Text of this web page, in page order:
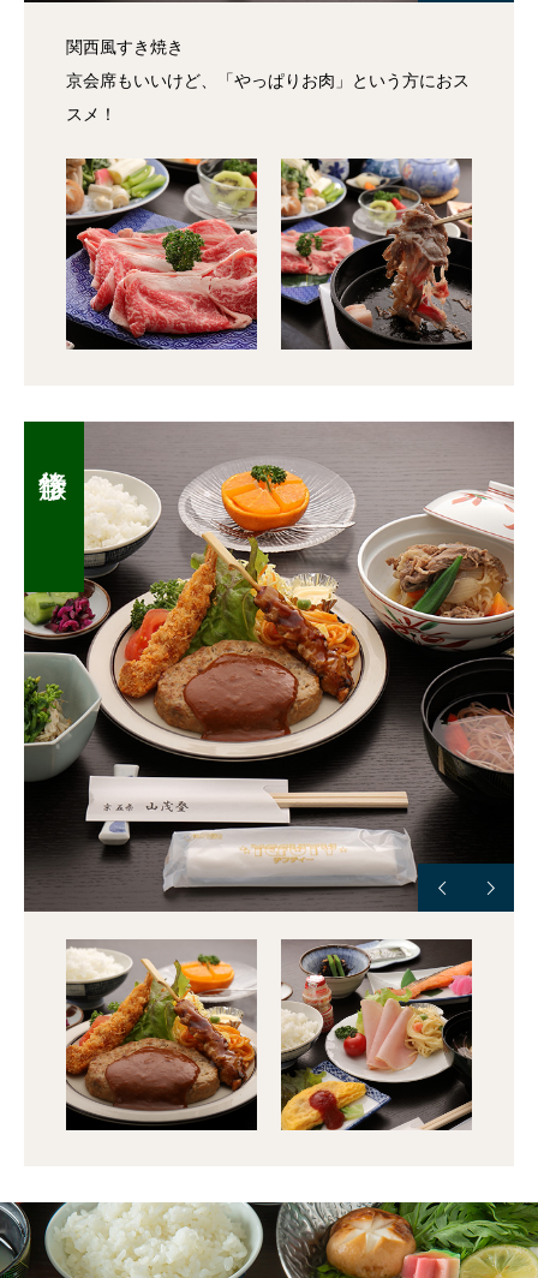
関西風すき焼き
京会席もいいけど、「やっぱりお肉」という方におス
スメ！